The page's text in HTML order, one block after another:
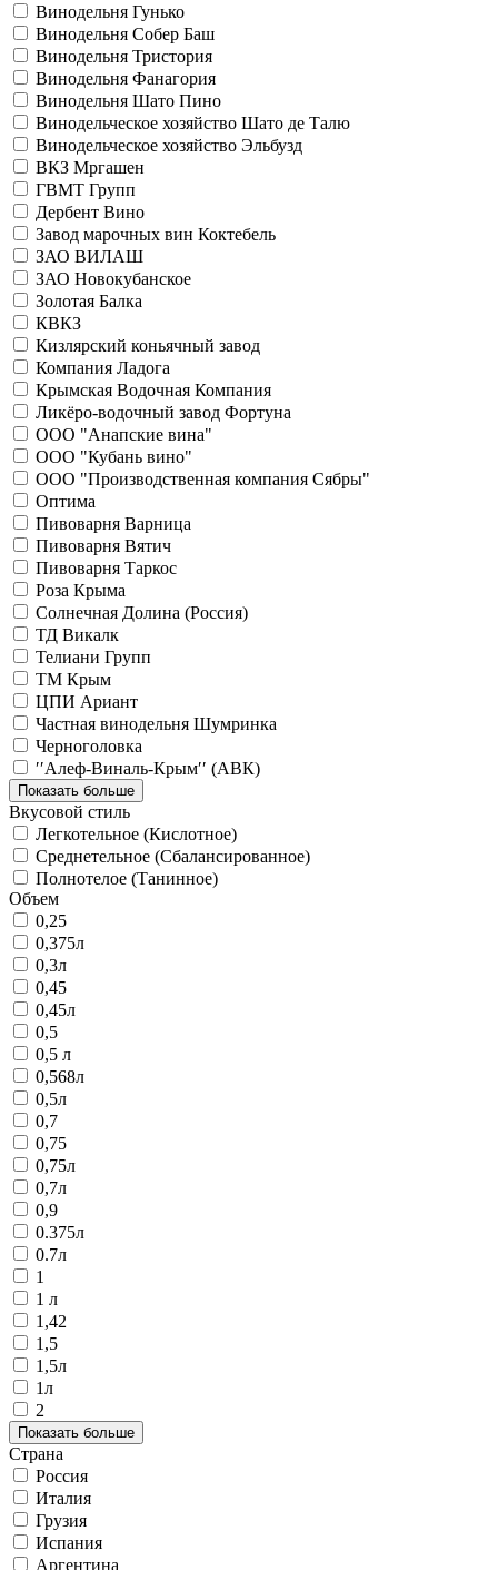
Винодельня Гунько
Винодельня Собер Баш
Винодельня Тристория
Винодельня Фанагория
Винодельня Шато Пино
Винодельческое хозяйство Шато де Талю
Винодельческое хозяйство Эльбузд
ВКЗ Мргашен
ГВМТ Групп
Дербент Вино
Завод марочных вин Коктебель
ЗАО ВИЛАШ
ЗАО Новокубанское
Золотая Балка
КВКЗ
Кизлярский коньячный завод
Компания Ладога
Крымская Водочная Компания
Ликёро-водочный завод Фортуна
ООО "Анапские вина"
ООО "Кубань вино"
ООО "Производственная компания Сябры"
Оптима
Пивоварня Варница
Пивоварня Вятич
Пивоварня Таркос
Роза Крыма
Солнечная Долина (Россия)
ТД Викалк
Телиани Групп
ТМ Крым
ЦПИ Ариант
Частная винодельня Шумринка
Черноголовка
′′Алеф-Виналь-Крым′′ (АВК)
Показать больше
Вкусовой стиль
Легкотельное (Кислотное)
Среднетельное (Сбалансированное)
Полнотелое (Танинное)
Объем
0,25
0,375л
0,3л
0,45
0,45л
0,5
0,5 л
0,568л
0,5л
0,7
0,75
0,75л
0,7л
0,9
0.375л
0.7л
1
1 л
1,42
1,5
1,5л
1л
2
Показать больше
Страна
Россия
Италия
Грузия
Испания
Аргентина